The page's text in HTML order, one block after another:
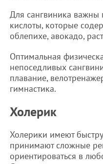
Для сангвиника
кислоты, которые
облепихе, авокадо,
Оптимальная
непоседливых
плавание,
гимнастика.
Холерик
Холерики имеют
принимают сложные
ориентироваться в